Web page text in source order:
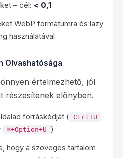
– cél: < 0,1
WebP formátumra és lazy
használatával
Olvashatósága
értelmezhető, jól
részesítenek előnyben.
forráskódját ( Ctrl+U
⌘+Option+U
)
hogy a szöveges tartalom